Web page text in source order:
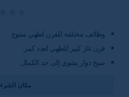
وظائف مختلفة للفرن لطهي متنوع.
فرن غاز كبير للطهي لعدد كبير.
سيخ دوار يشوي إلى حد الكمال.
مكان الشرء